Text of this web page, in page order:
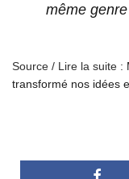
même
Source / Lire la suite :
transformé nos idées